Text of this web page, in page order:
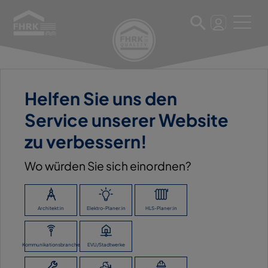
Helfen Sie uns den
Service unserer Website
zu verbessern!
Wo würden Sie sich einordnen?
Architekt:in Elektro-Planer:in HLS-Planer:in
Kommunikationsbranche EVU/Stadtwerke
11. März 2025
EISEN-FISCHER GMBH
FACHGROSSHANDEL
ZURÜCK ZUR ÜBERSICHT